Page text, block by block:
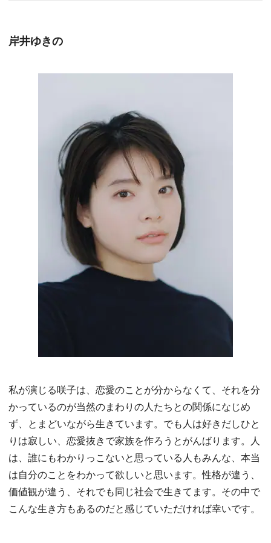
岸井ゆきの
私が演じる咲子は、恋愛のことが分からなくて、それを分
かっているのが当然のまわりの人たちとの関係になじめ
ず、とまどいながら生きています。でも人は好きだしひと
りは寂しい、恋愛抜きで家族を作ろうとがんばります。人
は、誰にもわかりっこないと思っている人もみんな、本当
は自分のことをわかって欲しいと思います。性格が違う、
価値観が違う、それでも同じ社会で生きてます。その中で
こんな生き方もあるのだと感じていただければ幸いです。